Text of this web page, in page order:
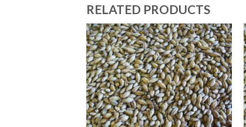
RELATED PRODUCTS